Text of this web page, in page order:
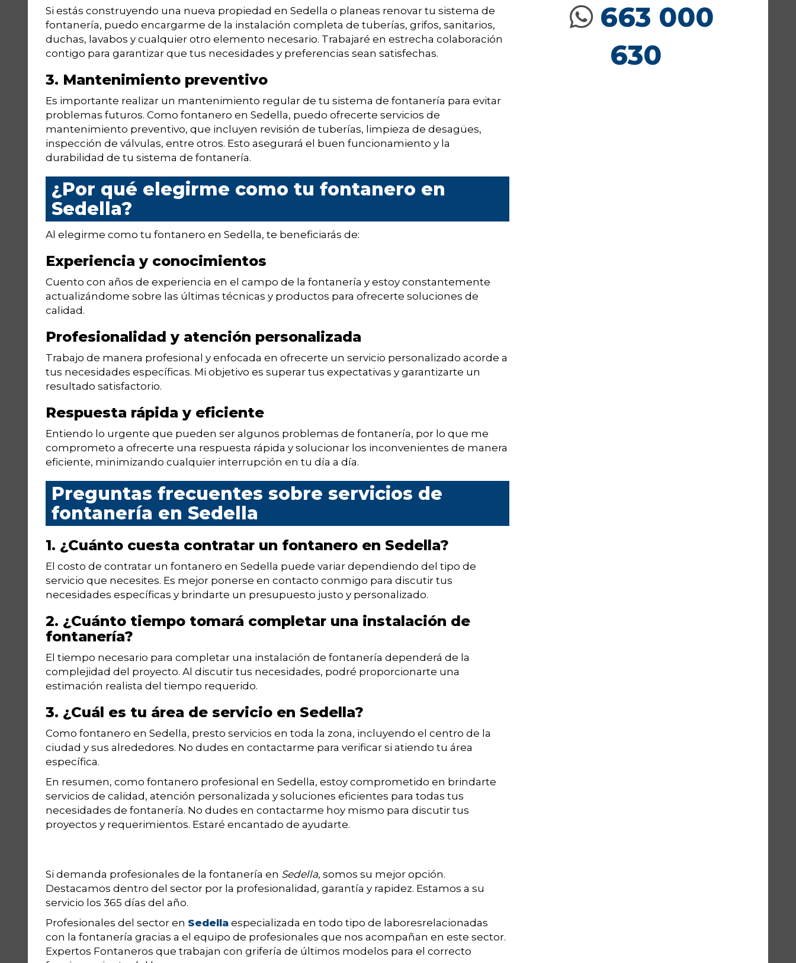
Si estás construyendo una nueva propiedad en Sedella o planeas renovar tu sistema de
fontanería, puedo encargarme de la instalación completa de tuberías, grifos, sanitarios,
duchas, lavabos y cualquier otro elemento necesario. Trabajaré en estrecha colaboración
contigo para garantizar que tus necesidades y preferencias sean satisfechas.
3. Mantenimiento preventivo
Es importante realizar un mantenimiento regular de tu sistema de fontanería para evitar
problemas futuros. Como fontanero en Sedella, puedo ofrecerte servicios de
mantenimiento preventivo, que incluyen revisión de tuberías, limpieza de desagües,
inspección de válvulas, entre otros. Esto asegurará el buen funcionamiento y la
durabilidad de tu sistema de fontanería.
¿Por qué elegirme como tu fontanero en
Sedella?
Al elegirme como tu fontanero en Sedella, te beneficiarás de:
Experiencia y conocimientos
Cuento con años de experiencia en el campo de la fontanería y estoy constantemente
actualizándome sobre las últimas técnicas y productos para ofrecerte soluciones de
calidad.
Profesionalidad y atención personalizada
Trabajo de manera profesional y enfocada en ofrecerte un servicio personalizado acorde a
tus necesidades específicas. Mi objetivo es superar tus expectativas y garantizarte un
resultado satisfactorio.
Respuesta rápida y eficiente
Entiendo lo urgente que pueden ser algunos problemas de fontanería, por lo que me
comprometo a ofrecerte una respuesta rápida y solucionar los inconvenientes de manera
eficiente, minimizando cualquier interrupción en tu día a día.
Preguntas frecuentes sobre servicios de
fontanería en Sedella
1. ¿Cuánto cuesta contratar un fontanero en Sedella?
El costo de contratar un fontanero en Sedella puede variar dependiendo del tipo de
servicio que necesites. Es mejor ponerse en contacto conmigo para discutir tus
necesidades específicas y brindarte un presupuesto justo y personalizado.
2. ¿Cuánto tiempo tomará completar una instalación de
fontanería?
El tiempo necesario para completar una instalación de fontanería dependerá de la
complejidad del proyecto. Al discutir tus necesidades, podré proporcionarte una
estimación realista del tiempo requerido.
3. ¿Cuál es tu área de servicio en Sedella?
Como fontanero en Sedella, presto servicios en toda la zona, incluyendo el centro de la
ciudad y sus alrededores. No dudes en contactarme para verificar si atiendo tu área
específica.
En resumen, como fontanero profesional en Sedella, estoy comprometido en brindarte
servicios de calidad, atención personalizada y soluciones eficientes para todas tus
necesidades de fontanería. No dudes en contactarme hoy mismo para discutir tus
proyectos y requerimientos. Estaré encantado de ayudarte.
Si demanda profesionales de la fontanería en Sedella, somos su mejor opción.
Destacamos dentro del sector por la profesionalidad, garantía y rapidez. Estamos a su
servicio los 365 días del año.
Profesionales del sector en Sedella especializada en todo tipo de laboresrelacionadas
con la fontanería gracias a el equipo de profesionales que nos acompañan en este sector.
Expertos Fontaneros que trabajan con grifería de últimos modelos para el correcto
663 000
630